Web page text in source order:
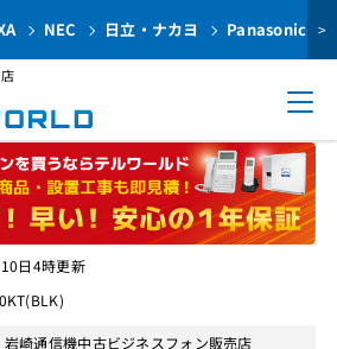
NEC 日立・ナカヨ Panasonic >
日4時更新
崎通信機中古ビジネスフォン販売店